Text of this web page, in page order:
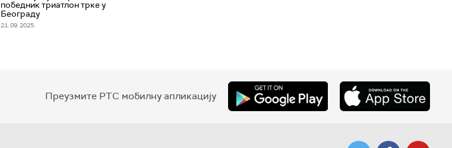
победник триатлон трке у
Београду
21. 09. 2025.
Преузмите РТС мобилну апликацију